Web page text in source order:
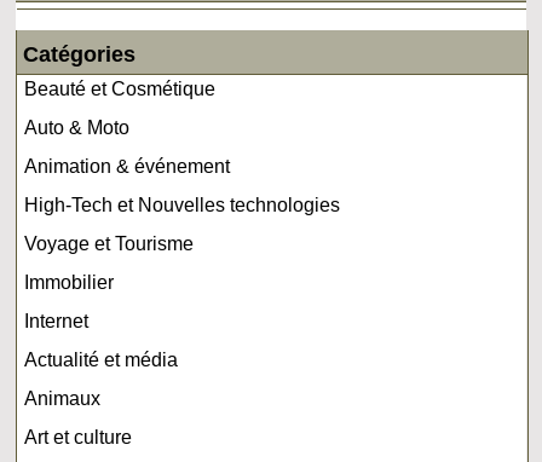
Catégories
Beauté et Cosmétique
Auto & Moto
Animation & événement
High-Tech et Nouvelles technologies
Voyage et Tourisme
Immobilier
Internet
Actualité et média
Animaux
Art et culture